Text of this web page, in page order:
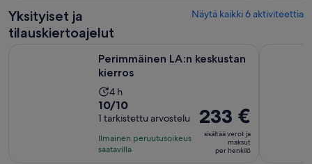
Yksityiset ja
tilauskiertoajelut
Näytä kaikki 6 aktiviteettia
Perimmäinen LA:n keskustan
kierros
Aktiviteetin
kesto
on
4
tuntia
4 h
10.0
kautta
10,
1
10/10
1 tarkistettu arvostelu
Ilmainen peruutusoikeus
saatavilla
Hinta
on
233 €
per
233 €
sisältää verot ja
maksut
per henkilö